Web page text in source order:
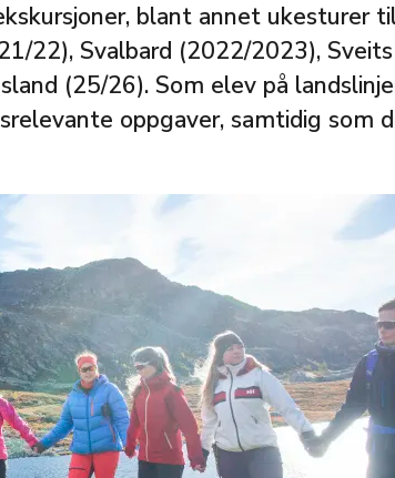
blant annet ukesturer
22), Svalbard (2022/2023), Sveits
(25/26). Som elev på
oppgaver, samtidig som